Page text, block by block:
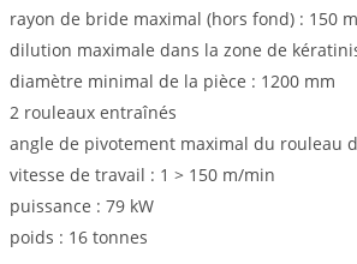
rayon de bride maximal (hors fond) : 150
dilution maximale dans la zone de
diamètre minimal de la pièce : 1200 mm
2 rouleaux entraînés
angle de pivotement maximal du rouleau
vitesse de travail : 1 > 150 m/min
puissance : 79 kW
poids : 16 tonnes